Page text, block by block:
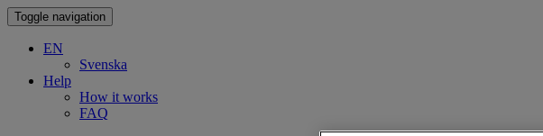
Toggle navigation
EN
Svenska
Help
How it works
FAQ